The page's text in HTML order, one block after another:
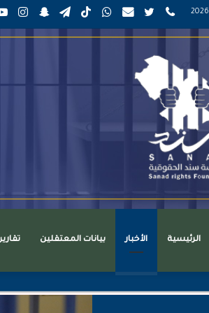
سناب
تشات
تيلقرامTikTokواتساب mail تويتر
عربي
phone
الرئيسية الأخبار بيانات المعتقلين